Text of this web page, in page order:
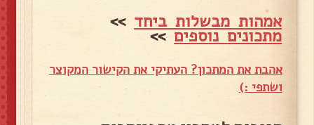
אמהות מבשלות ביחד >>
מתכונים נוספים>>
אהבת את המתכון? העתיקי את הקישור המקוצר
ושתפי :)